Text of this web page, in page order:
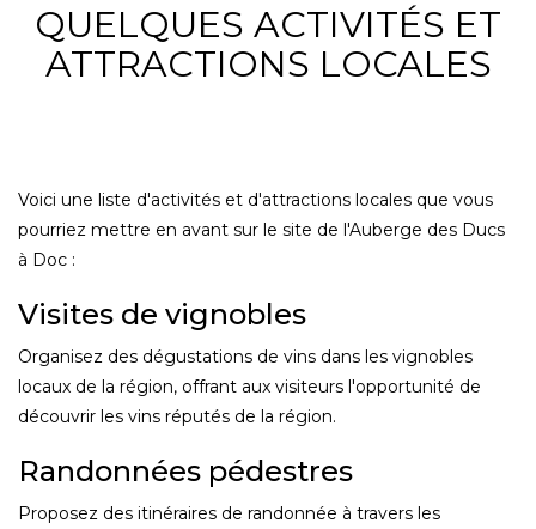
QUELQUES ACTIVITÉS ET
ATTRACTIONS LOCALES
Voici une liste d'activités et d'attractions locales que vous
pourriez mettre en avant sur le site de l'Auberge des Ducs
à Doc :
Visites de vignobles
Organisez des dégustations de vins dans les vignobles
locaux de la région, offrant aux visiteurs l'opportunité de
découvrir les vins réputés de la région.
Randonnées pédestres
Proposez des itinéraires de randonnée à travers les